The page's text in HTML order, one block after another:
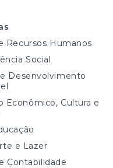
Recursos Humanos
Social
Desenvolvimento
Econômico, Cultura e
e Lazer
Contabilidade